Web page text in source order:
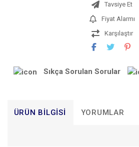
Tavsiye Et
Fiyat Alarmı
Karşılaştır
Sıkça Sorulan Sorular
ÜRÜN BILGISI YORUMLAR